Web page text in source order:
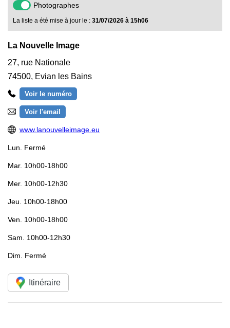
Photographes
La liste a été mise à jour le : 31/07/2026 à 15h06
La Nouvelle Image
27, rue Nationale
74500, Evian les Bains
Voir le numéro
Voir l'email
www.lanouvelleimage.eu
Lun. Fermé
Mar. 10h00-18h00
Mer. 10h00-12h30
Jeu. 10h00-18h00
Ven. 10h00-18h00
Sam. 10h00-12h30
Dim. Fermé
Itinéraire